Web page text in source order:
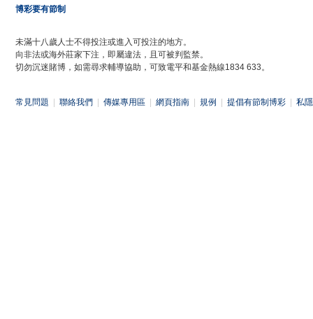
博彩要有節制
未滿十八歲人士不得投注或進入可投注的地方。
向非法或海外莊家下注，即屬違法，且可被判監禁。
切勿沉迷賭博，如需尋求輔導協助，可致電平和基金熱線1834 633。
常見問題 聯絡我們 傳媒專用區 網頁指南 規例 提倡有節制博彩 私